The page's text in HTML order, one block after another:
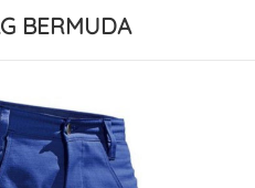
BERMUDA